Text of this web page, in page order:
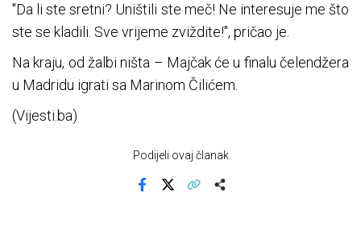
"Da li ste sretni? Uništili ste meč! Ne interesuje me što
ste se kladili. Sve vrijeme zviždite!", pričao je.
Na kraju, od žalbi ništa – Majčak će u finalu čelendžera
u Madridu igrati sa Marinom Čilićem.
(Vijesti.ba)
Podijeli ovaj članak